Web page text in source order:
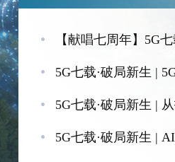
【献唱七周年】5G
5G七载·破局新生 |
5G七载·破局新生 |
5G七载·破局新生 |